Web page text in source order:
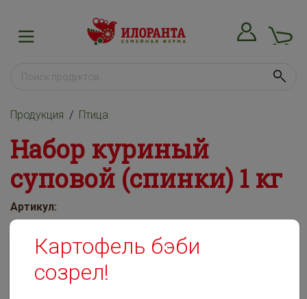
Продукция Птица
Набор куриный
суповой (спинки) 1 кг
Артикул:
Картофель бэби
созрел!